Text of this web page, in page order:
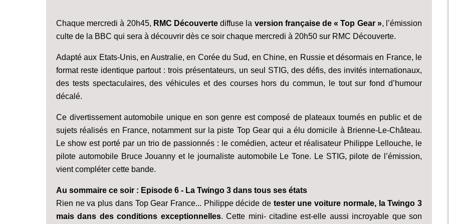
Chaque mercredi à 20h45, RMC Découverte diffuse la version française de « Top Gear », l’émission
culte de la BBC qui sera à découvrir dès ce soir chaque mercredi à 20h50 sur RMC Découverte.
Adapté aux Etats-Unis, en Australie, en Corée du Sud, en Chine, en Russie et désormais en France, le
format reste identique partout : trois présentateurs, un seul STIG, des défis, des invités internationaux,
des tests spectaculaires, des véhicules et des courses hors du commun, le tout sur fond d’humour
décalé.
Ce divertissement automobile unique en son genre est composé de plateaux tournés en public et de
sujets réalisés en France, notamment sur la piste Top Gear qui a élu domicile à Brienne-Le-Château.
Le show est porté par un trio de passionnés : le comédien, acteur et réalisateur Philippe Lellouche, le
pilote automobile Bruce Jouanny et le journaliste automobile Le Tone. Le STIG, pilote de l’émission,
vient compléter cette bande.
Au sommaire ce soir : Episode 6 - La Twingo 3 dans tous ses états
Rien ne va plus dans Top Gear France... Philippe décide de tester une voiture normale, la Twingo 3
mais dans des conditions exceptionnelles. Cette mini- citadine est-elle aussi incroyable que son